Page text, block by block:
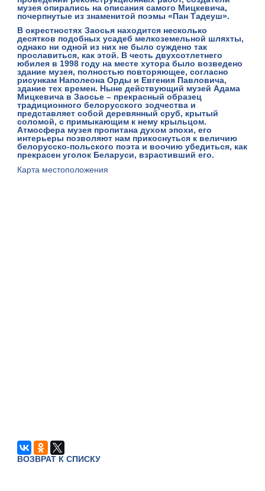
музея опирались на описания самого Мицкевича,
почерпнутые из знаменитой поэмы«Пан Тадеуш».
В окрестностях Заосья находится несколько
десятков подобных усадеб мелкоземельной шляхты,
однако ни одной из них не было суждено так
прославиться, как этой. В честь двухсотлетнего
юбилея в 1998 году на месте хутора было возведено
здание музея, полностью повторяющее, согласно
рисункам Наполеона Орды и Евгения Павловича,
здание тех времен. Ныне действующий музей Адама
Мицкевича в Заосье – прекрасный образец
традиционного белорусского зодчества и
представляет собой деревянный сруб, крытый
соломой, с примыкающим к нему крыльцом.
Атмосфера музея пропитана духом эпохи, его
интерьеры позволяют нам прикоснуться к величию
белорусско-польского поэта и воочию убедиться, как
прекрасен уголок Беларуси, взрастивший его.
Карта местоположения
ВОЗВРАТ К СПИСКУ